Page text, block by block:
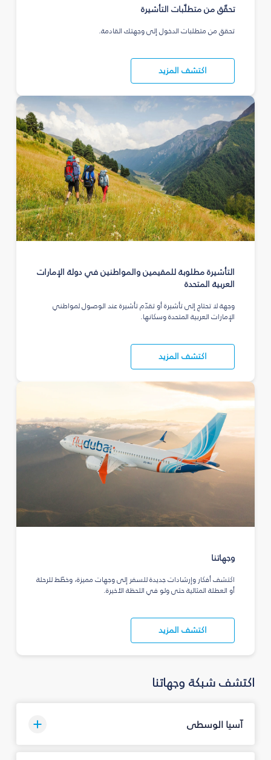
تحقّق من متطلّبات التأشيرة
تحقق من متطلبات الدخول إلى وجهتك القادمة.
اكتشف المزيد
التأشيرة مطلوبة للمقيمين والمواطنين في دولة الإمارات
العربية المتحدة
وجهة لا تحتاج إلى تأشيرة أو تقدّم تأشيرة عند الوصول لمواطني
الإمارات العربية المتحدة وسكانها.
اكتشف المزيد
وجهاتنا
اكتشف أفكار وإرشادات جديدة للسفر إلى وجهات مميزة، وخطّط للرحلة
أو العطلة المثالية حتى ولو في اللحظة الأخيرة.
اكتشف المزيد
اكتشف شبكة وجهاتنا
آسيا الوسطى